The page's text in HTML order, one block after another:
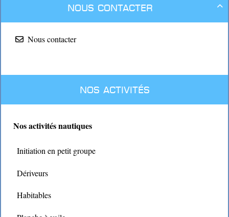

Nous contacter
Nous contacter
Nos activités
Nos activités nautiques
Initiation en petit groupe
Dériveurs
Habitables